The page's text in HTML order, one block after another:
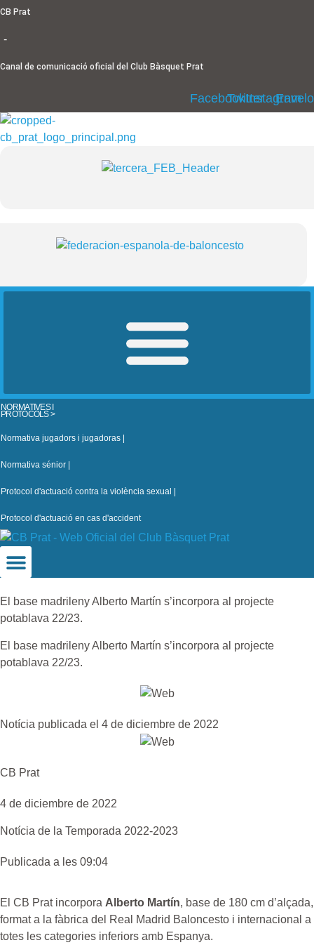
Ir
contenido
CB Prat
-
Canal de comunicació oficial del Club Bàsquet Prat
FacebookTwitterInstagram
NORMATIVES I
PROTOCOLS >
Normativa jugadors i jugadoras |
Normativa sénior |
Protocol d'actuació contra la violència sexual |
Protocol d'actuació en cas d'accident
El base madrileny Alberto Martín s’incorpora al projecte
potablava 22/23.
El base madrileny Alberto Martín s’incorpora al projecte
potablava 22/23.
Notícia publicada el 4 de diciembre de 2022
CB Prat
4 de diciembre de 2022
Notícia de la Temporada 2022-2023
Publicada a les 09:04
El CB Prat incorpora Alberto Martín, base de 180 cm d’alçada,
format a la fàbrica del Real Madrid Baloncesto i internacional a
totes les categories inferiors amb Espanya.